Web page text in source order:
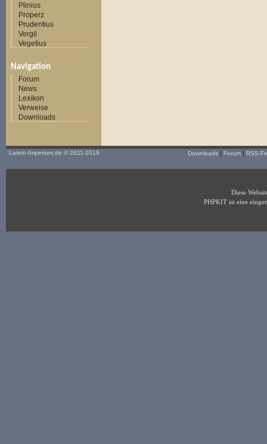
Plinius
Properz
Prudentius
Vergil
Vegetius
Navigation
Forum
News
Lexikon
Verweise
Downloads
Latein-Imperium.de © 2011-2019 Downloads Forum RSS-
Diese
PHPKIT ist eine